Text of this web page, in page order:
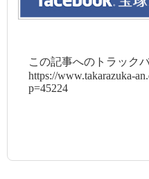
この記事へのトラック
https://www.takarazuka-
p=45224